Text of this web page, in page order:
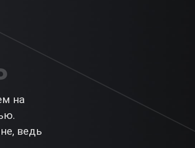
на
ведь